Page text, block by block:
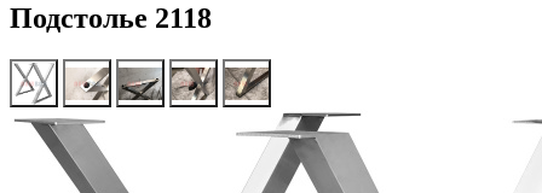
Подстолье 2118